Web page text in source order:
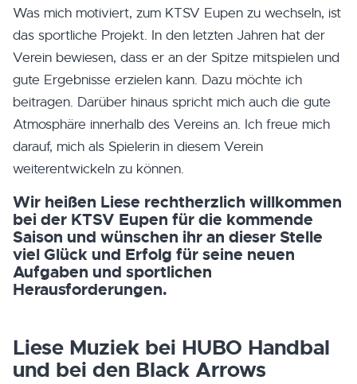
Was mich motiviert, zum KTSV Eupen zu wechseln, ist
das sportliche Projekt. In den letzten Jahren hat der
Verein bewiesen, dass er an der Spitze mitspielen und
gute Ergebnisse erzielen kann. Dazu möchte ich
beitragen. Darüber hinaus spricht mich auch die gute
Atmosphäre innerhalb des Vereins an. Ich freue mich
darauf, mich als Spielerin in diesem Verein
weiterentwickeln zu können.
Wir heißen Liese rechtherzlich willkommen
bei der KTSV Eupen für die kommende
Saison und wünschen ihr an dieser Stelle
viel Glück und Erfolg für seine neuen
Aufgaben und sportlichen
Herausforderungen.
Liese Muziek bei HUBO Handbal
und bei den Black Arrows